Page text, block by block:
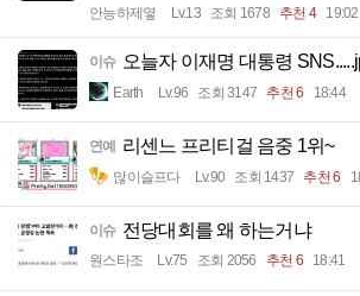
안능하제옇 Lv.13 조회 1678 추천 4 19:02
이슈 오늘자 이재명 대통령
Earth Lv.96 조회 3147 추천 6 18:44
연예 리센느 프리티걸 음중 1위~
많이슬프다 Lv.90 조회 1437 추천 6
이슈 전당대회를 왜 하는거냐
원스타조 Lv.75 조회 2056 추천 6 18:41